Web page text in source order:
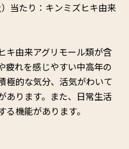
当たり：キンミズヒキ由来
キ由来アグリモール類が含
疲れを感じやすい中高年の
極的な気分、活気がわいて
あります。また、日常生活
機能があります。